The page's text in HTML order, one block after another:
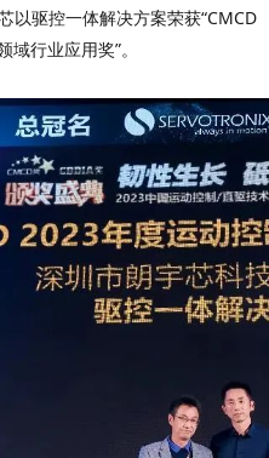
以驱控一体解决方案荣获“CMCD
行业应用奖”。